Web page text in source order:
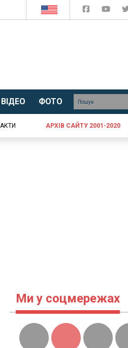
ВІДЕО ФОТО
АРХІВ САЙТУ 2001-2020
Ми у соцмережах